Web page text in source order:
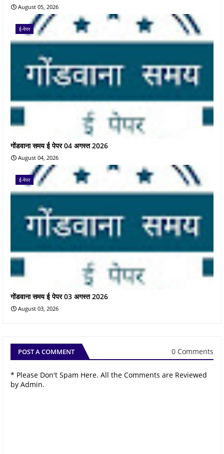
August 05, 2026
ई-पेपर
गोंडवाना समय ई पेपर 04 अगस्त 2026
August 04, 2026
ई-पेपर
गोंडवाना समय ई पेपर 03 अगस्त 2026
August 03, 2026
POST A COMMENT 0 Comments
* Please Don't Spam Here. All the Comments are Reviewed
by Admin.